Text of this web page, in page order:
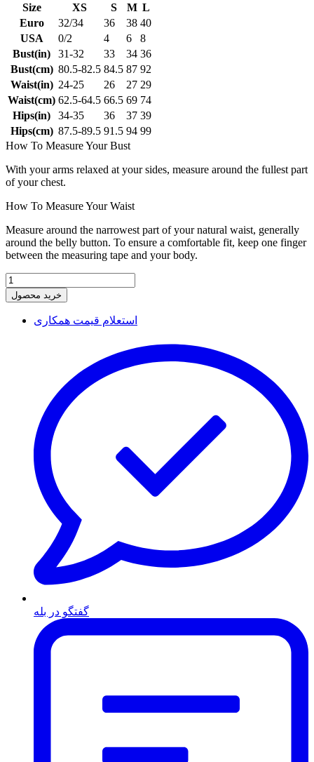
Size XS S M L
Euro
32/34 36 38 40
USA
0/2 4 6
8
Bust(in)
31-32 33 34 36
Bust(cm) 80.5-82.5 84.5 87 92
Waist(in) 24-25 26 27 29
Waist(cm) 62.5-64.5 66.5 69 74
Hips(in)
34-35 36 37 39
Hips(cm) 87.5-89.5 91.5 94 99
How To Measure Your Bust
With your arms relaxed at your sides, measure around the fullest part
of your chest.
How To Measure Your Waist
Measure around the narrowest part of your natural waist, generally
around the belly button. To ensure a comfortable fit, keep one finger
between the measuring tape and your body.
خرید محصول
استعلام قیمت همکاری
گفتگو در بله